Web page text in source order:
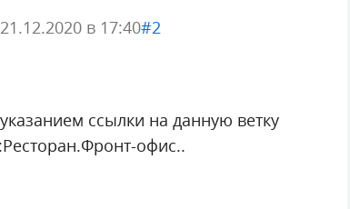
21.12.2020 в 17:40#2
ссылки на данную ветку
офис..